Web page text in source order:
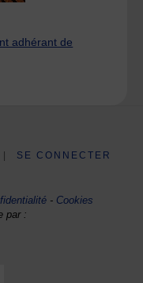
adhérant de
SE CONNECTER
- Cookies
par :